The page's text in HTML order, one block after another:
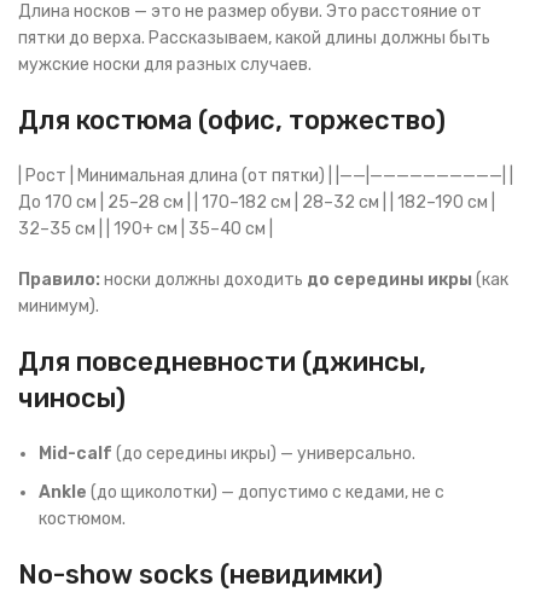
Длина носков — это не размер обуви. Это расстояние от
пятки до верха. Рассказываем, какой длины должны быть
мужские носки для разных случаев.
Для костюма (офис, торжество)
| Рост | Минимальная длина (от пятки) | |——|——————————| |
До 170 см | 25–28 см | | 170–182 см | 28–32 см | | 182–190 см |
32–35 см | | 190+ см | 35–40 см |
Правило: носки должны доходить до середины икры (как
минимум).
Для повседневности (джинсы,
чиносы)
Mid-calf (до середины икры) — универсально.
Ankle (до щиколотки) — допустимо с кедами, не с
костюмом.
No-show socks (невидимки)